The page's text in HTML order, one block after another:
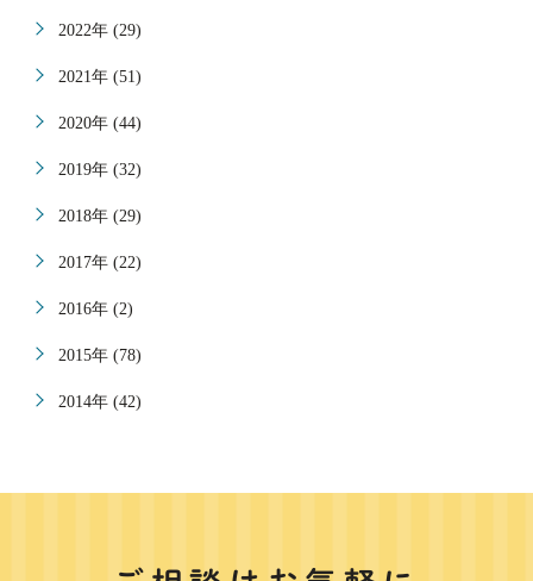
2022年 (29)
2021年 (51)
2020年 (44)
2019年 (32)
2018年 (29)
2017年 (22)
2016年 (2)
2015年 (78)
2014年 (42)